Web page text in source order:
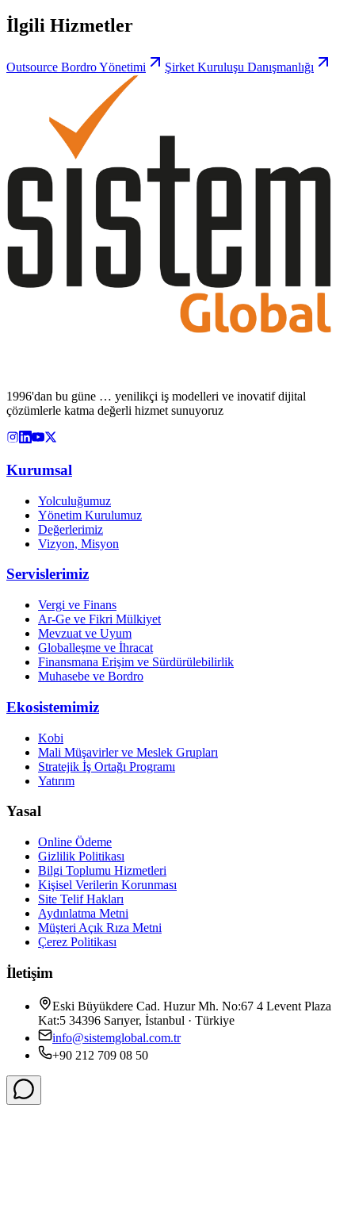
İlgili Hizmetler
Outsource Bordro Yönetimi Şirket Kuruluşu Danışmanlığı
1996'dan bu güne … yenilikçi iş modelleri ve inovatif dijital
çözümlerle katma değerli hizmet sunuyoruz
Kurumsal
Yolculuğumuz
Yönetim Kurulumuz
Değerlerimiz
Vizyon, Misyon
Servislerimiz
Vergi ve Finans
Ar-Ge ve Fikri Mülkiyet
Mevzuat ve Uyum
Globalleşme ve İhracat
Finansmana Erişim ve Sürdürülebilirlik
Muhasebe ve Bordro
Ekosistemimiz
Kobi
Mali Müşavirler ve Meslek Grupları
Stratejik İş Ortağı Programı
Yatırım
Yasal
Online Ödeme
Gizlilik Politikası
Bilgi Toplumu Hizmetleri
Kişisel Verilerin Korunması
Site Telif Hakları
Aydınlatma Metni
Müşteri Açık Rıza Metni
Çerez Politikası
İletişim
Eski Büyükdere Cad. Huzur Mh. No:67 4 Levent Plaza
Kat:5 34396 Sarıyer, İstanbul · Türkiye
info@sistemglobal.com.tr
+90 212 709 08 50